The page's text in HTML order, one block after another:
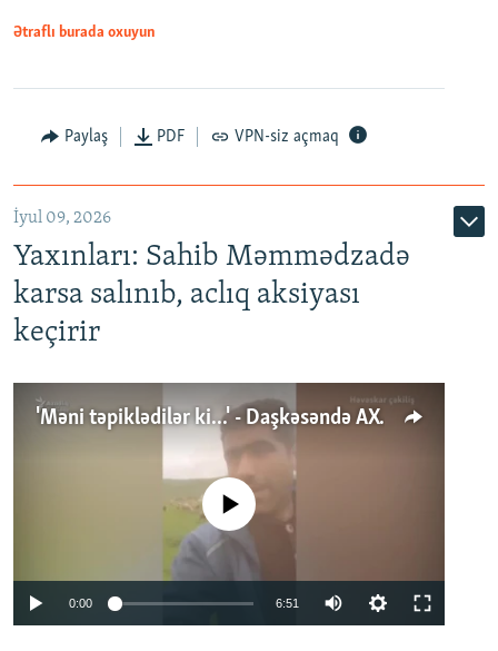
Ətraflı burada oxuyun
Paylaş PDF VPN-siz açmaq
İyul 09, 2026
Yaxınları: Sahib Məmmədzadə
karsa salınıb, aclıq aksiyası
keçirir
'Məni təpiklədilər ki...' - Daşkəsəndə AXCP fəalının yaxınları onun həbsinə etiraz edirlər
No media source currently available
0:00 6:51